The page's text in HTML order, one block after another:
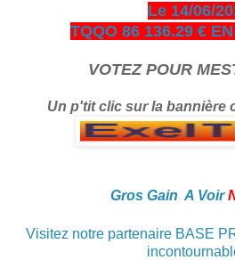
Le 14/06/
TQQO 86 136.29 €
VOTEZ POUR
Un p'tit clic sur la bannière
Gros Gain A Voir
Visitez notre partenaire BASE